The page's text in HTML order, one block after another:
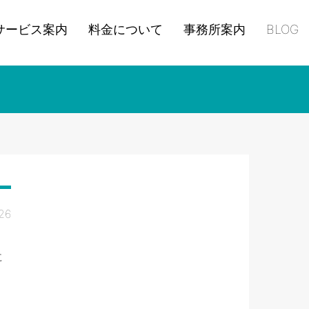
ービス案内 料金について 事務所案内 BLOG